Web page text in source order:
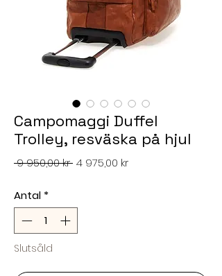
Campomaggi Duffel
Trolley, resväska på hjul
9 950,00 kr Ordinarie
4 975,00 krReapris
Antal *
Slutsåld